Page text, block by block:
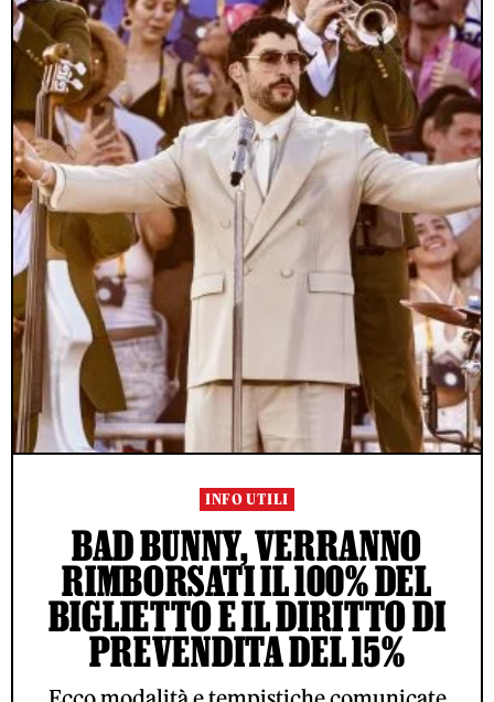
INFO UTILI
BAD BUNNY, VERRANNO
RIMBORSATI IL 100% DEL
BIGLIETTO E IL DIRITTO DI
PREVENDITA DEL 15%